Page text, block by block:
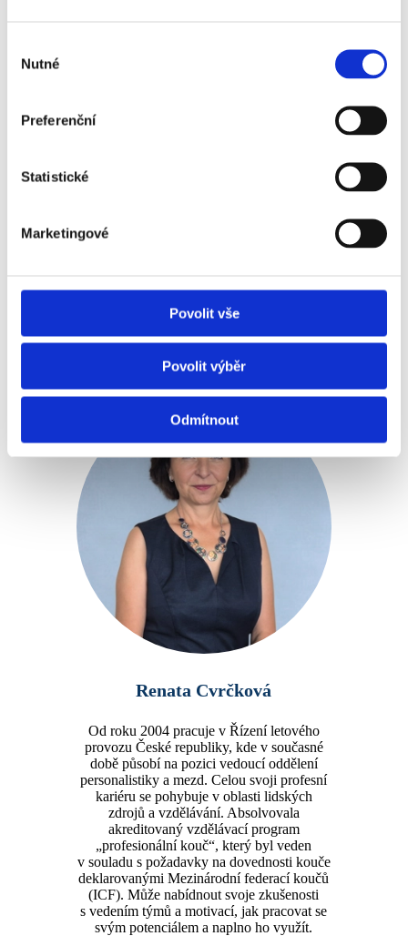
souhlasu
Nutné
Preferenční
Statistické
Marketingové
Povolit vše
Povolit výběr
Odmítnout
žen a vede program PeerW zabývající se
svého oboru financí v průmyslu a
s podporou týmů a prosazováním well-
being v soukromém i profesním životě.
Renata Cvrčková
Od roku 2004 pracuje v Řízení letového
provozu České republiky, kde v současné
době působí na pozici vedoucí oddělení
personalistiky a mezd. Celou svoji profesní
kariéru se pohybuje v oblasti lidských
zdrojů a vzdělávání. Absolvovala
akreditovaný vzdělávací program
„profesionální kouč“, který byl veden
v souladu s požadavky na dovednosti kouče
deklarovanými Mezinárodní federací koučů
(ICF). Může nabídnout svoje zkušenosti
s vedením týmů a motivací, jak pracovat se
svým potenciálem a naplno ho využít.